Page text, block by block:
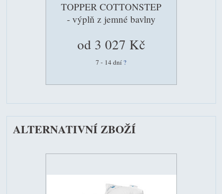
TOPPER COTTONSTEP
- výplň z jemné bavlny
od 3 027 Kč
7 - 14 dní ?
ALTERNATIVNÍ ZBOŽÍ